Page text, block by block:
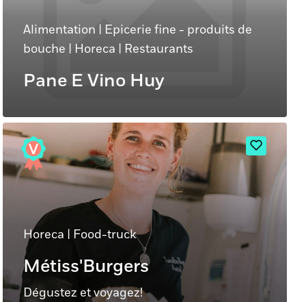
Alimentation | Epicerie fine - produits de
bouche | Horeca | Restaurants
Pane E Vino Huy
Horeca | Food-truck
Métiss'Burgers
Dégustez et voyagez!